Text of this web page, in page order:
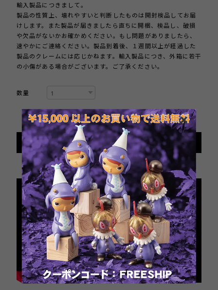
輸入製品につきまして。
製品の性質上、壊れやすいと判断したものは開封検品してお届
けします。また製品が届きましたら直ちに開梱、検品し、破損
や欠品がないかお確かめください。もし問題がありましたら、
速やかにご連絡ください。製品到着後、１週間以上が経過した
製品のクレームには応じかねます。輸入製品につき、外箱に若干
の小傷がある場合がございます。ご了承ください。
数量
International shipping available
Add to cart
日本国内にお住まいの方向け